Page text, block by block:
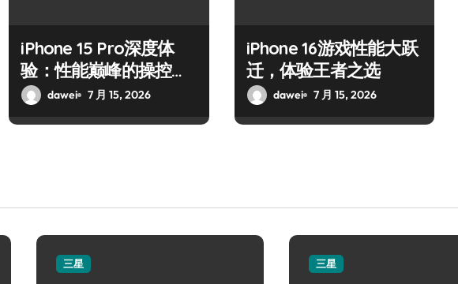
iPhone 15 Pro深度体
验：性能巅峰的操控艺
术
dawei 7 月 15, 2026
iPhone 16游戏性能大跃
迁，体验王者之选
dawei 7 月 15, 2026
三星 三星